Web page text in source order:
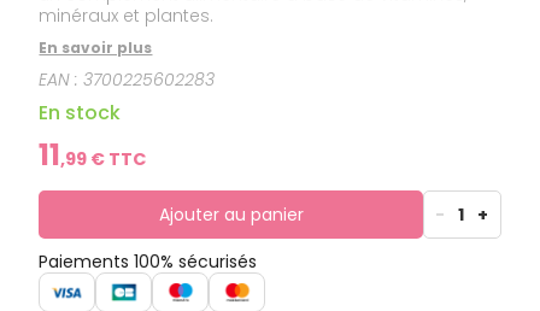
minéraux et plantes.
En savoir plus
EAN :3700225602283
En stock
11,99 € TTC
Ajouter au panier - 1 +
Paiements 100% sécurisés